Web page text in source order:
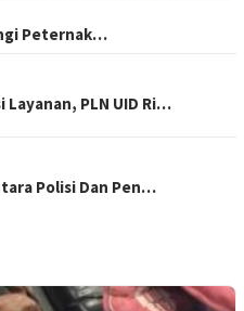
Peternak…
PLN UID Ri…
Polisi Dan Pen…